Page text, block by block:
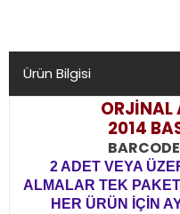
Ürün Bilgisi
2014
2 ADET VEYA
ALMALAR TEK
HER ÜRÜN İÇİN